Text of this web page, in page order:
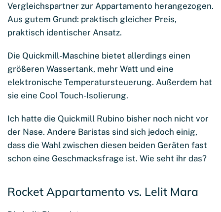
Vergleichspartner zur Appartamento herangezogen.
Aus gutem Grund: praktisch gleicher Preis,
praktisch identischer Ansatz.
Die Quickmill-Maschine bietet allerdings einen
größeren Wassertank, mehr Watt und eine
elektronische Temperatursteuerung. Außerdem hat
sie eine Cool Touch-Isolierung.
Ich hatte die Quickmill Rubino bisher noch nicht vor
der Nase. Andere Baristas sind sich jedoch einig,
dass die Wahl zwischen diesen beiden Geräten fast
schon eine Geschmacksfrage ist. Wie seht ihr das?
Rocket Appartamento vs. Lelit Mara